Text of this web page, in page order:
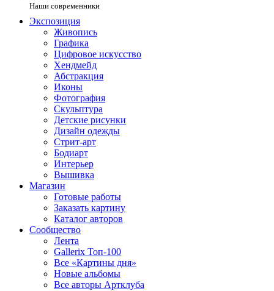
Наши современники
Экспозиция
Живопись
Графика
Цифровое искусство
Хендмейд
Абстракция
Иконы
Фотография
Скульптура
Детские рисунки
Дизайн одежды
Стрит-арт
Бодиарт
Интерьер
Вышивка
Магазин
Готовые работы
Заказать картину
Каталог авторов
Сообщество
Лента
Gallerix Топ-100
Все «Картины дня»
Новые альбомы
Все авторы Артклуба